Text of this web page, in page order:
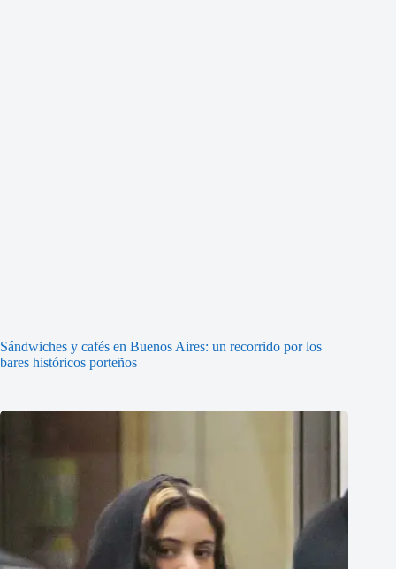
Sándwiches y cafés en Buenos Aires: un recorrido por los
bares históricos porteños